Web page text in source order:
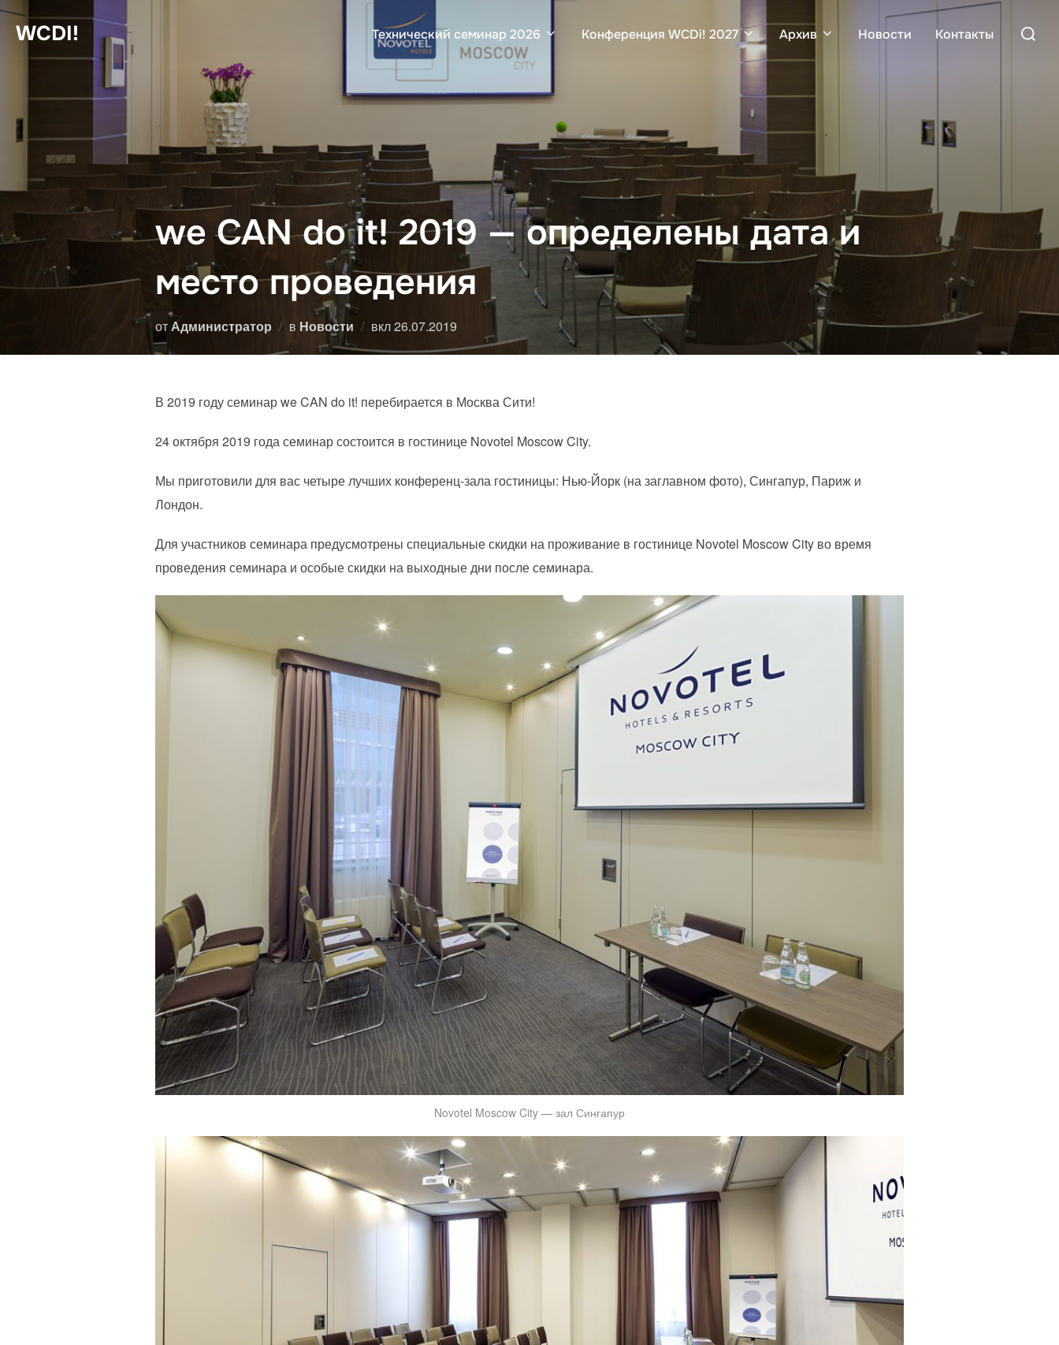
Перейти
содержимому
WCDI! Технический семинар 2026 Конференция WCDi! 2027 Архив Новости Контакты
Поиск
по:
we CAN do it! 2019 — определены дата и
место проведения
от Администратор в Новости вкл Опубликовано
26.07.2019
В 2019 году семинар we CAN do it! перебирается в Москва Сити!
24 октября 2019 года семинар состоится в гостинице Novotel Moscow City.
Мы приготовили для вас четыре лучших конференц-зала гостиницы: Нью-Йорк (на заглавном фото), Сингапур, Париж и
Лондон.
Для участников семинара предусмотрены специальные скидки на проживание в гостинице Novotel Moscow City во время
проведения семинара и особые скидки на выходные дни после семинара.
Novotel Moscow City — зал Сингапур